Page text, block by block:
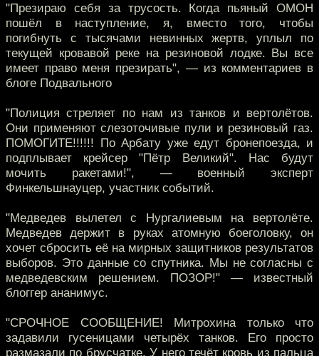
"Презираю себя за трусость. Когда пьяный ОМОН
пошёл в наступление, я, вместо того, чтобы
погибнуть с тысячами невинных жертв, уплыл по
текущей кровавой реке на резиновой лодке. Вы все
имеет право меня презирать", — из комментариев в
блоге Подвального
"Полиция стреляет по нам из танков и вертолётов.
Они применяют слезоточивые пули и резиновый газ.
ПОМОГИТЕ!!!!!! По Арбату уже едут бронепоезда, и
подплывает крейсер "Пётр Великий". Нас будут
мочить ракетами!", — военный эксперт
Финкельшнауцер, участник событий.
"Медведев вылетел с Нургалиевым на вертолёте.
Медведев держит в руках атомную боеголовку, он
хочет сбросить её на мирных защитников результатов
выборов. Это данные со спутника. Мы не согласны с
медведевским решением. ПОЗОР!" — известный
блоггер ананимус.
"СРОЧНОЕ СООБЩЕНИЕ! Митрохина только что
задавили гусеницами четырёх танков. Его просто
размазали по брусчатке. У него течёт кровь из пальца